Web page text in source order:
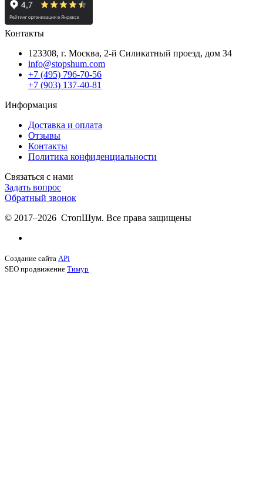
Контакты
123308, г. Москва, 2-й Силикатный проезд, дом 34
info@stopshum.com
+7 (495) 796-70-56
+7 (903) 137-40-81
Информация
Доставка и оплата
Отзывы
Контакты
Политика конфиденциальности
Связаться с нами
Задать вопрос
Обратный звонок
© 2017–2026 СтопШум. Все права защищены
Создание сайта APi
SEO продвижение Тимур